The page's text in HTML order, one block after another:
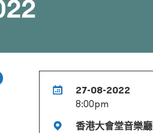
27-08-2022
8:00pm
香港大會堂音樂廳